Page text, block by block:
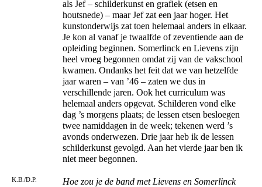
als Jef – schilderkunst en grafiek (etsen en
houtsnede) – maar Jef zat een jaar hoger. Het
kunstonderwijs zat toen helemaal anders in elkaar.
Je kon al vanaf je twaalfde of zeventiende aan de
opleiding beginnen. Somerlinck en Lievens zijn
heel vroeg begonnen omdat zij van de vakschool
kwamen. Ondanks het feit dat we van hetzelfde
jaar waren – van ’46 – zaten we dus in
verschillende jaren. Ook het curriculum was
helemaal anders opgevat. Schilderen vond elke
dag ’s morgens plaats; de lessen etsen besloegen
twee namiddagen in de week; tekenen werd ’s
avonds onderwezen. Drie jaar heb ik de lessen
schilderkunst gevolgd. Aan het vierde jaar ben ik
niet meer begonnen.
K.B./D.P.
Hoe zou je de band met Lievens en Somerlinck